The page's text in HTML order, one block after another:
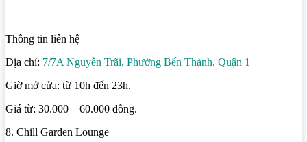
Thông tin liên hệ
Địa chỉ: 7/7A Nguyễn Trãi, Phường Bến Thành, Quận 1
Giờ mở cửa: từ 10h đến 23h.
Giá từ: 30.000 – 60.000 đồng.
8. Chill Garden Lounge